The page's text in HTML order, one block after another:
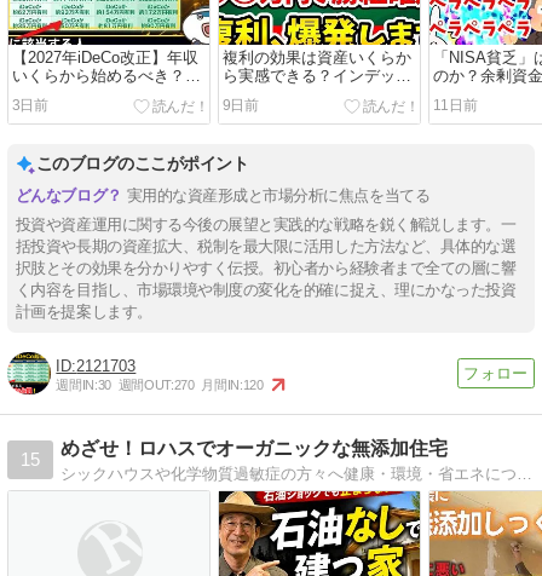
【2027年iDeCo改正】年収
いくらから始めるべき？40
代・50代・60代を20パター
ンで徹底比較
3日前
複利の効果は資産いくらか
ら実感できる？インデック
ス投資の「爆発ライン」と
持ち出し0の目安を解説
9日前
「NISA貧乏」
のか？余剰資
の全力投資を
11日前
このブログのここがポイント
実用的な資産形成と市場分析に焦点を当てる
投資や資産運用に関する今後の展望と実践的な戦略を鋭く解説します。一
括投資や長期の資産拡大、税制を最大限に活用した方法など、具体的な選
択肢とその効果を分かりやすく伝授。初心者から経験者まで全ての層に響
く内容を目指し、市場環境や制度の変化を的確に捉え、理にかなった投資
計画を提案します。
2121703
週間IN:30 週間OUT:270 月間IN:120
15
めざせ！ロハスでオーガニックな無添加住宅
シックハウスや化学物質過敏症の方々へ健康・環境・省エネについて究極を目指します